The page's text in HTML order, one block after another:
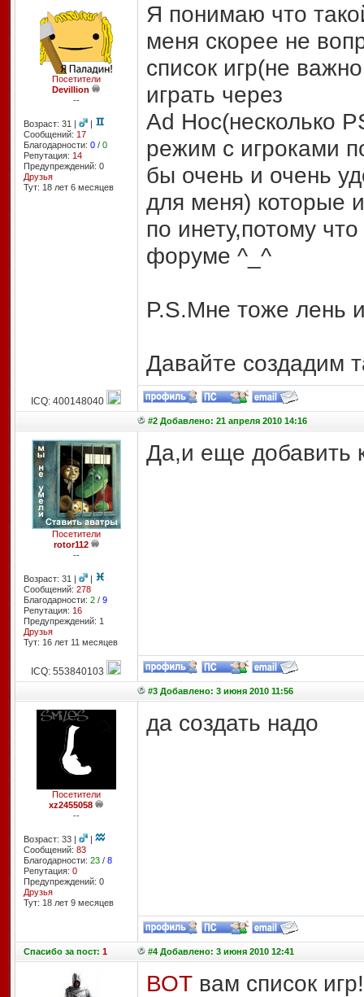
Посетители
Devillion
--
Возраст: 31 |
|
Сообщений: 17
Благодарности: 0/ 0
Репутация: 14
Предупреждений: 0
Друзья
Тут: 18 лет 6 месяцев
Я понимаю что
меня скорее не
список игр(не
играть через
Ad Hoc(несколько
режим с игроками
бы очень и очень
для меня) которые
по инету,потому
форуме ^_^
P.S.Мне тоже лень
Давайте создадим
ICQ: 400148040
#2 Добавлено: 21 апреля 2010 14:16
Посетители
rotor112
--
Возраст: 31 |
|
Сообщений: 278
Благодарности: 2/ 9
Репутация: 16
Предупреждений: 1
Друзья
Тут: 16 лет 11 месяцев
Да,и еще добавить
ICQ: 553840103
#3 Добавлено: 3 июня 2010 11:56
Посетители
xz2455058
--
Возраст: 33 |
|
Сообщений: 83
Благодарности: 23/ 8
Репутация: 0
Предупреждений: 0
Друзья
Тут: 18 лет 9 месяцев
да создать надо
Спасибоза пост: 1 #4 Добавлено: 3 июня 2010 12:41
ВОТвам список игр!